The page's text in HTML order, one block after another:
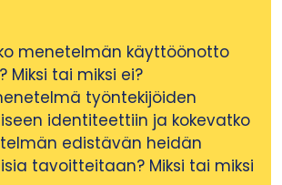
menetelmän käyttöönotto
Miksi tai miksi ei?
työntekijöiden
identiteettiin ja kokevatko
edistävän heidän
tavoitteitaan? Miksi tai miksi